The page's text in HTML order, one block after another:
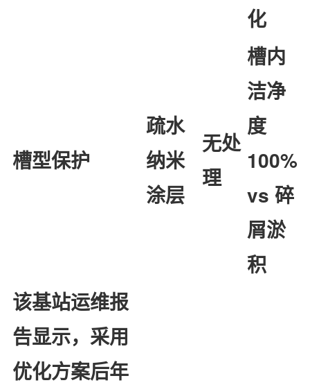
化
槽型保护
疏水
纳米
涂层
无处
理
槽内
洁净
度
100%
vs 碎
屑淤
积
该基站运维报
告显示，采用
优化方案后年